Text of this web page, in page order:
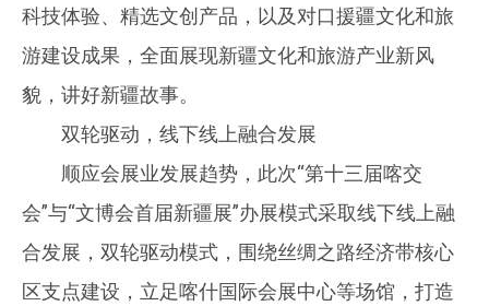
科技体验、精选文创产品，以及对口援疆文化和旅
游建设成果，全面展现新疆文化和旅游产业新风
貌，讲好新疆故事。
双轮驱动，线下线上融合发展
顺应会展业发展趋势，此次“第十三届喀交
会”与“文博会首届新疆展”办展模式采取线下线上融
合发展，双轮驱动模式，围绕丝绸之路经济带核心
区支点建设，立足喀什国际会展中心等场馆，打造